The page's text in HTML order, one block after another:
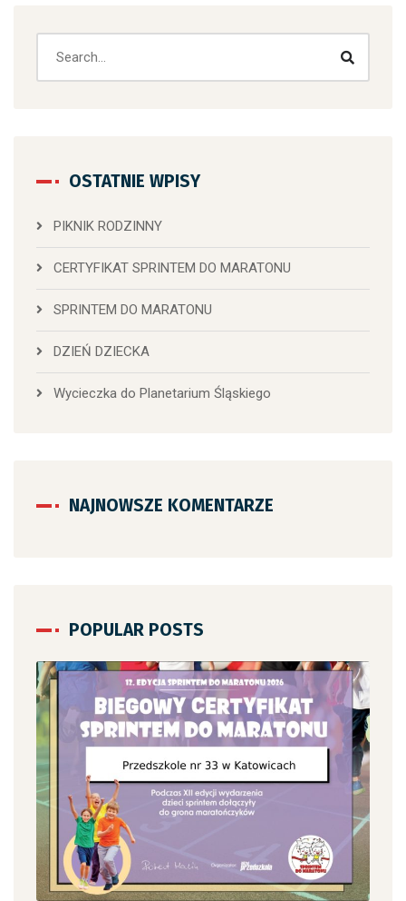
OSTATNIE WPISY
PIKNIK RODZINNY
CERTYFIKAT SPRINTEM DO MARATONU
SPRINTEM DO MARATONU
DZIEŃ DZIECKA
Wycieczka do Planetarium Śląskiego
NAJNOWSZE KOMENTARZE
POPULAR POSTS